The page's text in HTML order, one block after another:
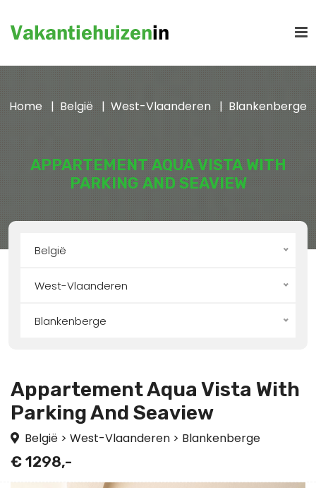
APPARTEMENT AQUA VISTA WITH
PARKING AND SEAVIEW
Home België West-Vlaanderen Blankenberge
België
West-Vlaanderen
Blankenberge
Appartement Aqua Vista With
Parking And Seaview
België > West-Vlaanderen > Blankenberge
€ 1298,-